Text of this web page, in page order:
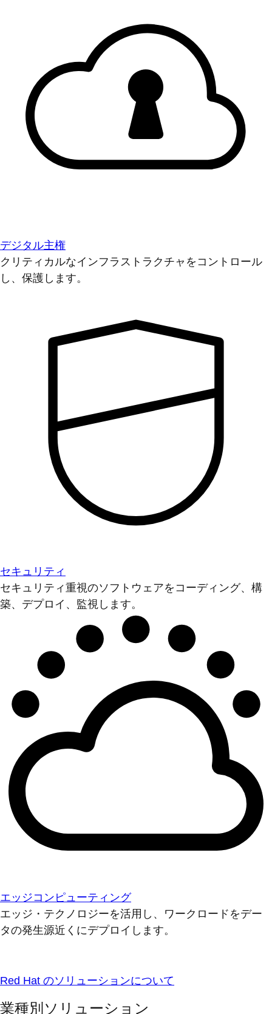
デジタル主権
クリティカルなインフラストラクチャをコントロール
し、保護します。
セキュリティ
セキュリティ重視のソフトウェアをコーディング、構
築、デプロイ、監視します。
エッジコンピューティング
エッジ・テクノロジーを活用し、ワークロードをデー
タの発生源近くにデプロイします。
Red Hat のソリューションについて
業種別ソリューション